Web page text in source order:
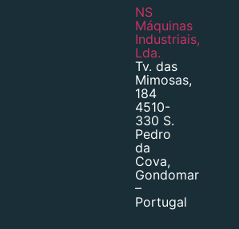
NS
Máquinas
Industriais,
Lda.
Tv. das
Mimosas,
184
4510-
330 S.
Pedro
da
Cova,
Gondomar
–
Portugal